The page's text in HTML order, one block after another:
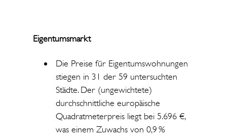
Eigentumsmarkt
Die Preise für Eigentumswohnungen
stiegen in 31 der 59 untersuchten
Städte. Der (ungewichtete)
durchschnittliche europäische
Quadratmeterpreis liegt bei 5.696 €,
was einem Zuwachs von 0,9%